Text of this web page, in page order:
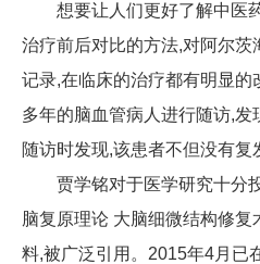
想要让人们更好了解中医
治疗前后对比的方法,对阿尔
记录,在临床的治疗都有明显
多年的脑血管病人进行随访,
随访时发现,该患者不但没有
贾学铭对于医学研究十分
脑复原理论 大脑细微结构修
料,被广泛引用。2015年4月已